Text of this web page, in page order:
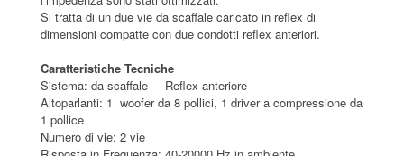
Si tratta di un due vie da scaffale caricato in reflex di
dimensioni compatte con due condotti reflex anteriori.
Caratteristiche Tecniche
Sistema: da scaffale – Reflex anteriore
Altoparlanti: 1 woofer da 8 pollici, 1 driver a compressione da
1 pollice
Numero di vie: 2 vie